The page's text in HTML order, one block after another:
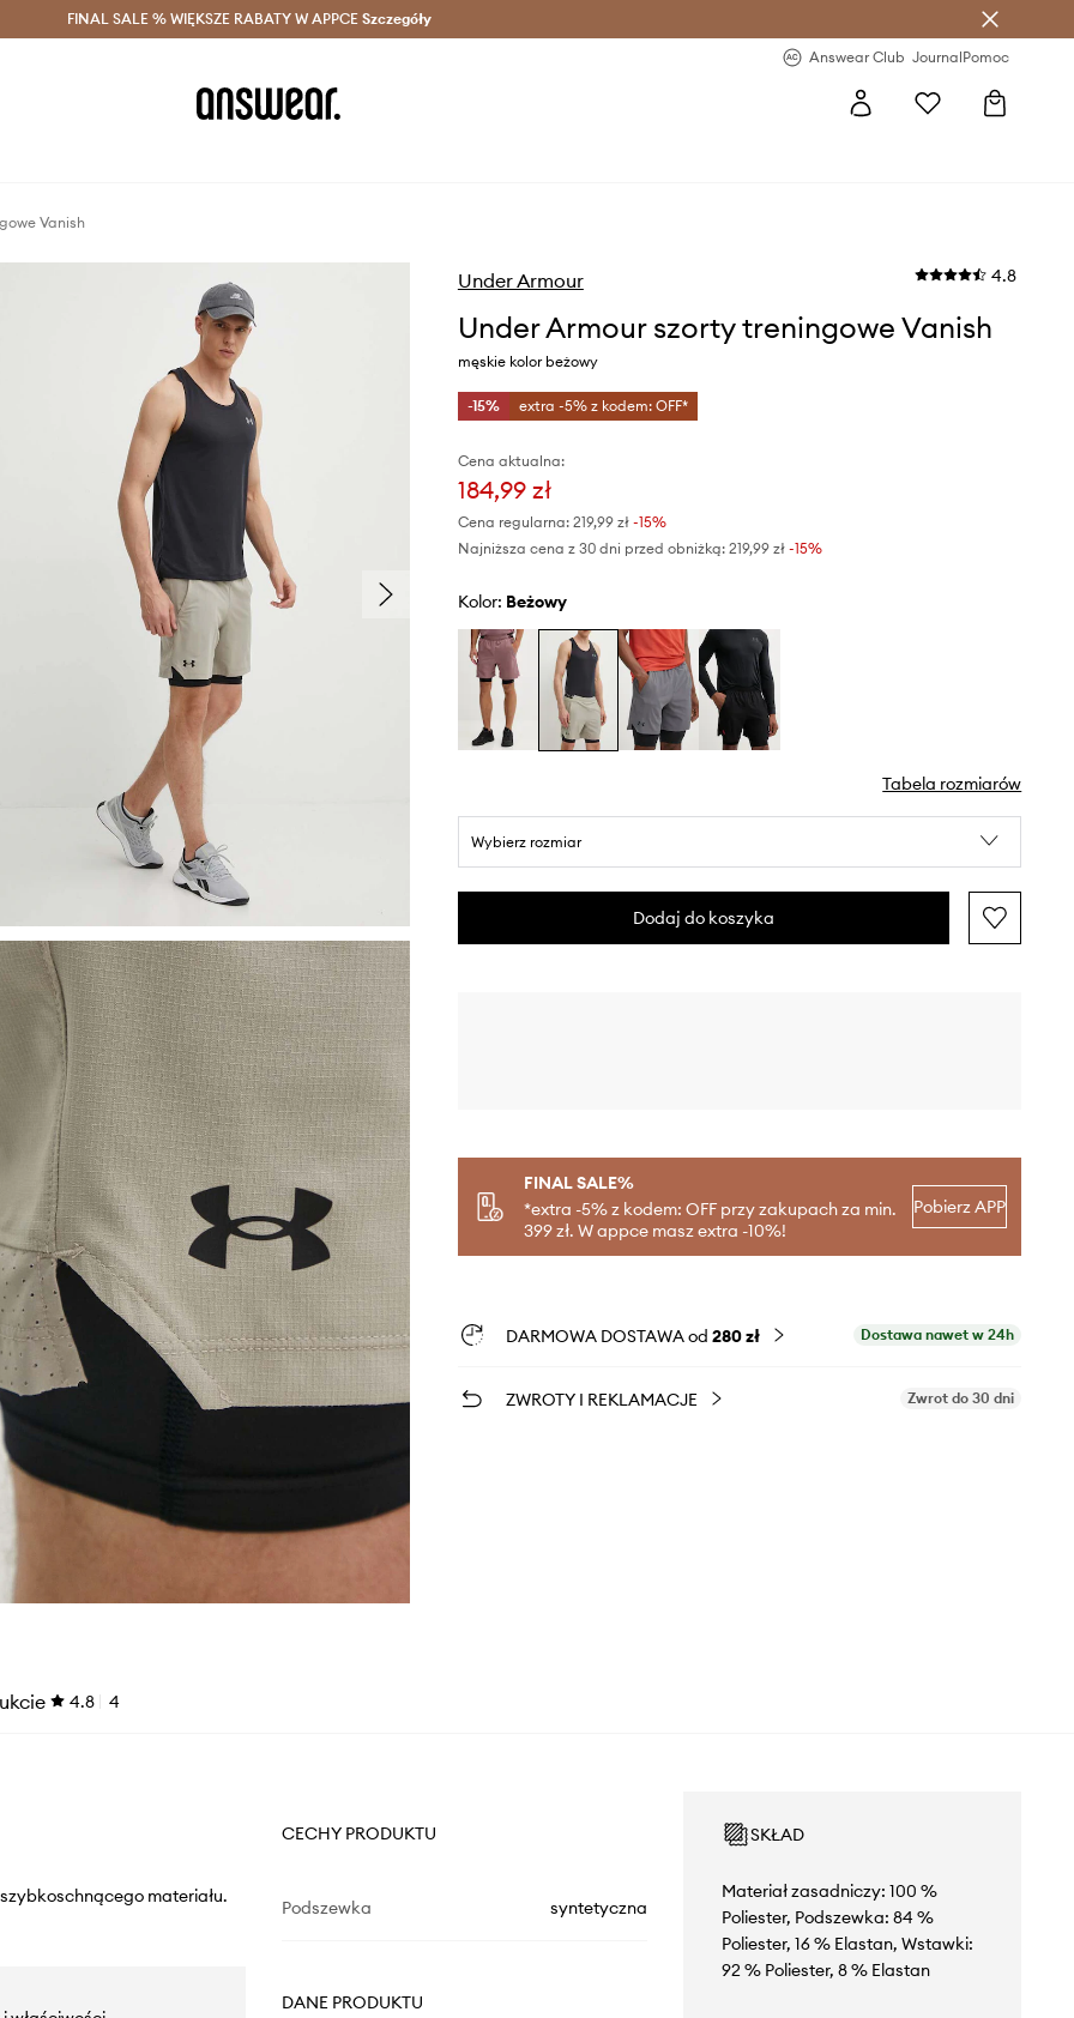
Oszczędzaj z Answear Club > Dostawa nawet w 24h >
FINAL SALE % WIĘKSZE RABATY W APPCE Szczegóły
Answear Club JournalPomoc
Vanish
Under Armour 4.8
Under Armour szorty treningowe Vanish
męskie kolor beżowy
-15% extra -5% z kodem: OFF*
Cena aktualna:
184,99 zł
Cena regularna: 219,99 zł-15%
Najniższa cena z 30 dni przed obniżką: 219,99 zł -15%
Kolor: beżowy
Tabela rozmiarów
Wybierz rozmiar
Dodaj do koszyka
FINAL SALE%
*extra -5% z kodem: OFF przy zakupach za min.
399 zł. W appce masz extra -10%!
Pobierz APP
DARMOWA DOSTAWA od 280 zł Dostawa nawet w 24h
ZWROTY I REKLAMACJE Zwrot do 30 dni
4.8 4
materiału.
CECHY PRODUKTU
Podszewka syntetyczna
DANE PRODUKTU
SKŁAD
Materiał zasadniczy: 100 %
Poliester, Podszewka: 84 %
Poliester, 16 % Elastan, Wstawki:
92 % Poliester, 8 % Elastan